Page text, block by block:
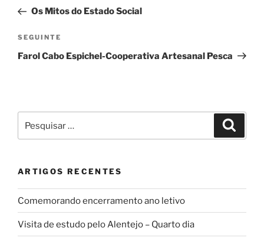
artigos
anterior
Os Mitos do Estado Social
Conteúdo
seguinte
SEGUINTE
Farol Cabo Espichel-Cooperativa Artesanal Pesca
por:
ARTIGOS RECENTES
Comemorando encerramento ano letivo
Visita de estudo pelo Alentejo – Quarto dia